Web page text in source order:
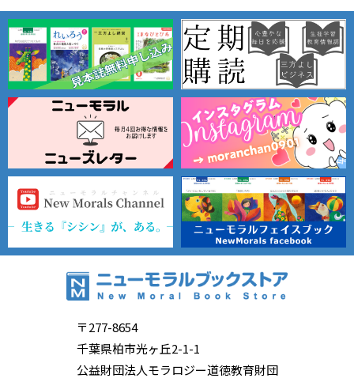
〒277-8654
千葉県柏市光ヶ丘2-1-1
公益財団法人モラロジー道徳教育財団